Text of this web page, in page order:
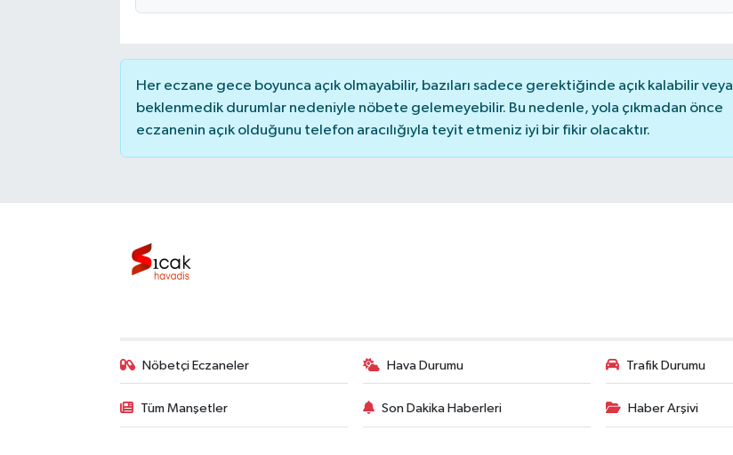
Her eczane gece boyunca açık olmayabilir, bazıları sadece gerektiğinde açık kalabilir veya
beklenmedik durumlar nedeniyle nöbete gelemeyebilir. Bu nedenle, yola çıkmadan önce
eczanenin açık olduğunu telefon aracılığıyla teyit etmeniz iyi bir fikir olacaktır.
Nöbetçi Eczaneler Hava Durumu Trafik Durumu
Tüm Manşetler Son Dakika Haberleri Haber Arşivi